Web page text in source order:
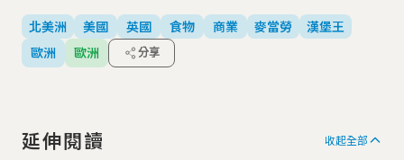
北美洲 美國 英國 食物 商業 麥當勞
漢堡王
歐洲
歐洲 分享
延伸閱讀 收起全部